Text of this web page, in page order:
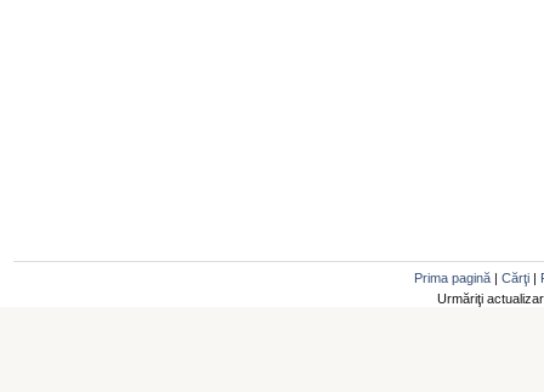
Prima pagină| Cărţi|
Urmăriţi